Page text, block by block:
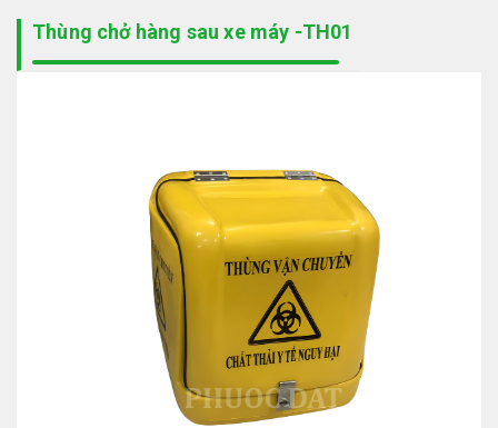
Thùng chở hàng sau xe máy -TH01